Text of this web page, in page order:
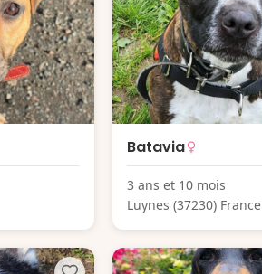
Batavia
3 ans et 10 mois
Luynes (37230) France